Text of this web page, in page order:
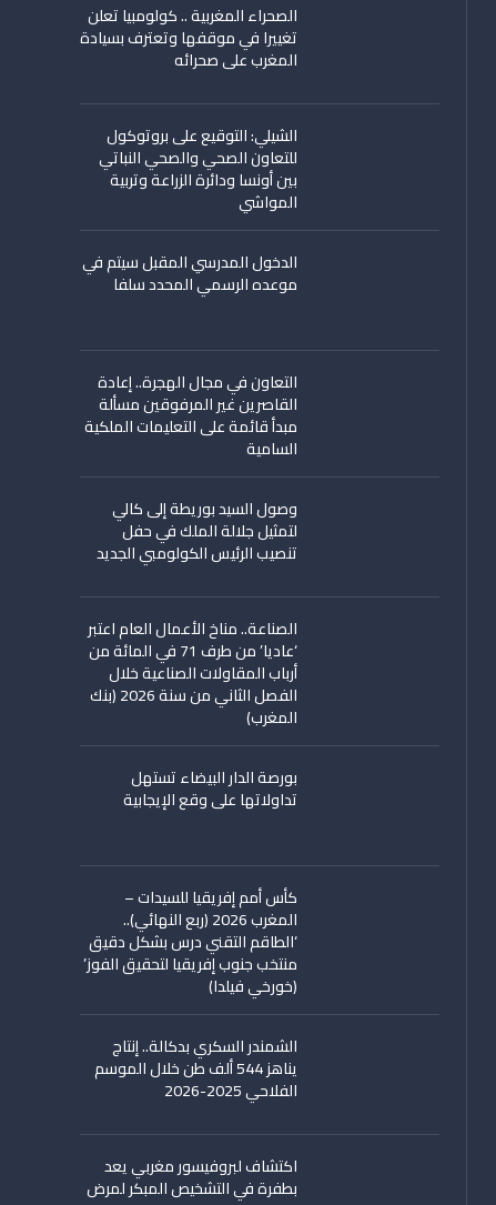
الصحراء المغربية .. كولومبيا تعلن
تغييرا في موقفها وتعترف بسيادة
المغرب على صحرائه
الشيلي: التوقيع على بروتوكول
للتعاون الصحي والصحي النباتي
بين أونسا ودائرة الزراعة وتربية
المواشي
الدخول المدرسي المقبل سیتم في
موعده الرسمي المحدد سلفا
التعاون في مجال الهجرة.. إعادة
القاصرين غير المرفوقين مسألة
مبدأ قائمة على التعليمات الملكية
السامية
وصول السيد بوريطة إلى كالي
لتمثيل جلالة الملك في حفل
تنصيب الرئيس الكولومبي الجديد
الصناعة.. مناخ الأعمال العام اعتبر
‘عاديا’ من طرف 71 في المائة من
أرباب المقاولات الصناعية خلال
الفصل الثاني من سنة 2026 (بنك
المغرب)
بورصة الدار البيضاء تستهل
تداولاتها على وقع الإيجابية
كأس أمم إفريقيا للسيدات –
المغرب 2026 (ربع النهائي)..
‘الطاقم التقني درس بشكل دقيق
منتخب جنوب إفريقيا لتحقيق الفوز’
(خورخي فيلدا)
الشمندر السكري بدكالة.. إنتاج
يناهز 544 ألف طن خلال الموسم
الفلاحي 2025-2026
اكتشاف لبروفيسور مغربي يعد
بطفرة في التشخيص المبكر لمرض